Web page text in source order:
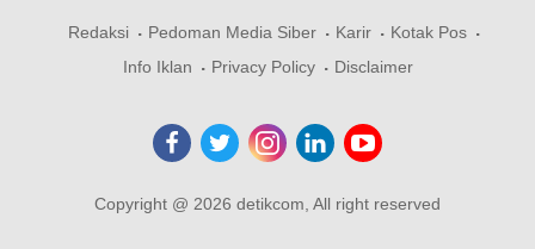
Redaksi Pedoman Media Siber Karir
Kotak Pos
Info Iklan
Privacy Policy Disclaimer
Copyright @ 2026 detikcom, All right reserved